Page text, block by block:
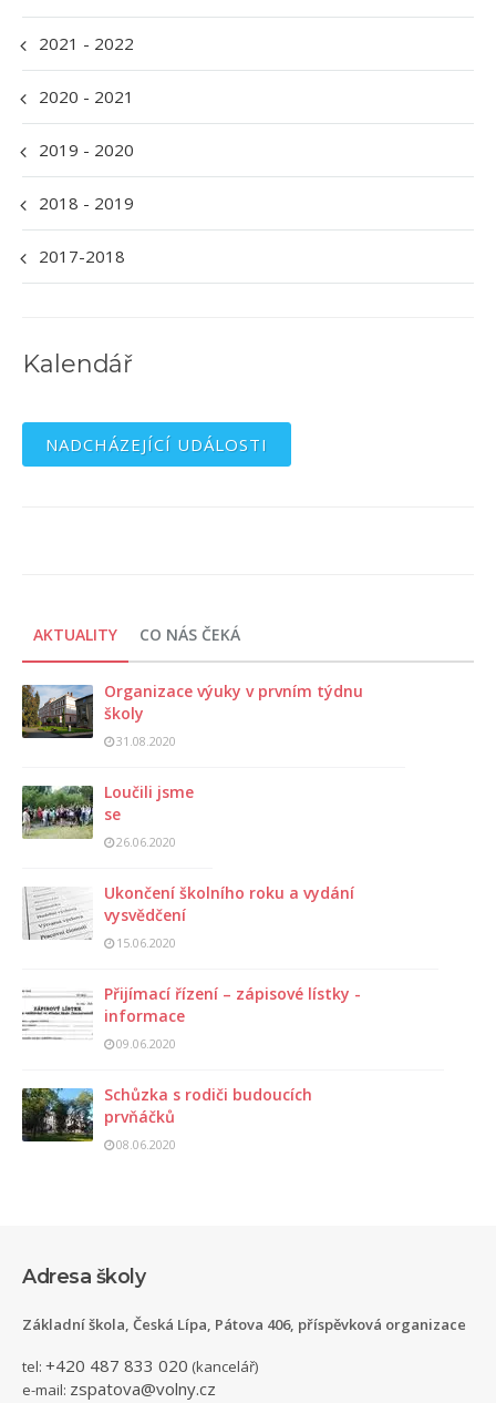
2021 - 2022
2020 - 2021
2019 - 2020
2018 - 2019
2017-2018
Kalendář
NADCHÁZEJÍCÍ UDÁLOSTI
AKTUALITY CO NÁS ČEKÁ
Organizace výuky v prvním týdnu
školy
31.08.2020
Loučili jsme
se
26.06.2020
Ukončení školního roku a vydání
vysvědčení
15.06.2020
Přijímací řízení – zápisové lístky -
informace
09.06.2020
Schůzka s rodiči budoucích
prvňáčků
08.06.2020
Adresa školy
Základní škola, Česká Lípa, Pátova 406, příspěvková organizace
tel: +420 487 833 020 (kancelář)
e-mail: zspatova@volny.cz